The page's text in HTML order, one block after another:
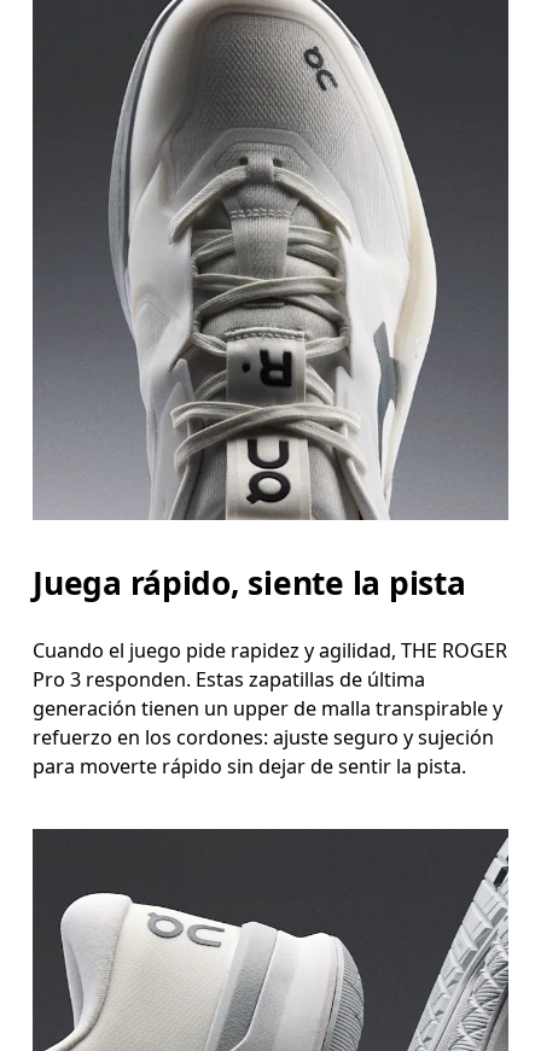
Juega rápido, siente la pista
Cuando el juego pide rapidez y agilidad, THE ROGER
Pro 3 responden. Estas zapatillas de última
generación tienen un upper de malla transpirable y
refuerzo en los cordones: ajuste seguro y sujeción
para moverte rápido sin dejar de sentir la pista.